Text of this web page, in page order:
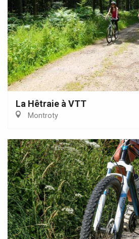
La Hêtraie à VTT
Montroty